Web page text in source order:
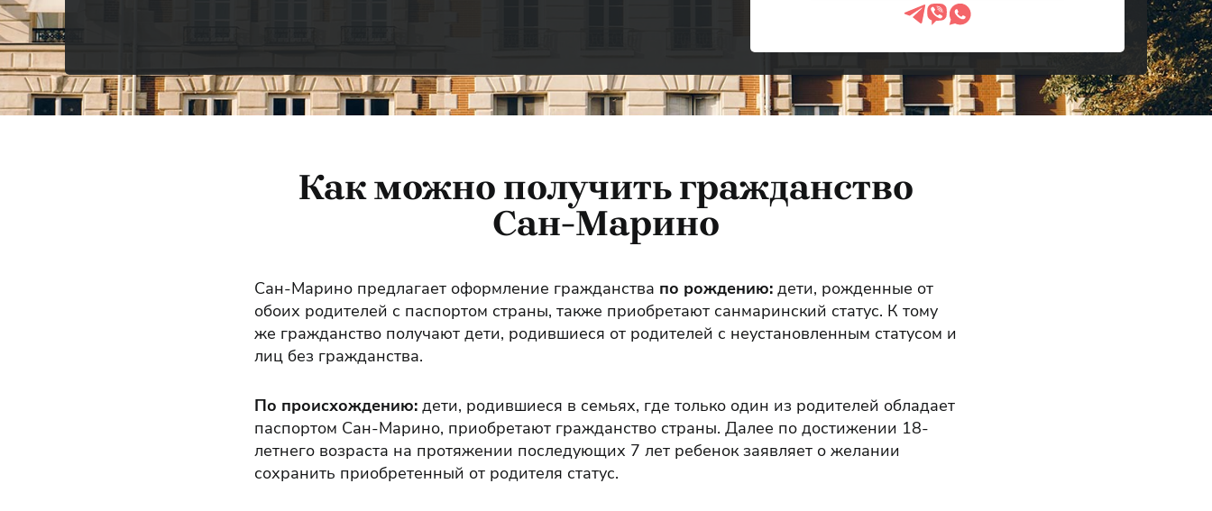
Как можно получить гражданство
Сан-Марино
Сан-Марино предлагает оформление гражданства по рождению: дети, рожденные от
обоих родителей с паспортом страны, также приобретают санмаринский статус. К тому
же гражданство получают дети, родившиеся от родителей с неустановленным статусом и
лиц без гражданства.
По происхождению: дети, родившиеся в семьях, где только один из родителей обладает
паспортом Сан-Марино, приобретают гражданство страны. Далее по достижении 18-
летнего возраста на протяжении последующих 7 лет ребенок заявляет о желании
сохранить приобретенный от родителя статус.